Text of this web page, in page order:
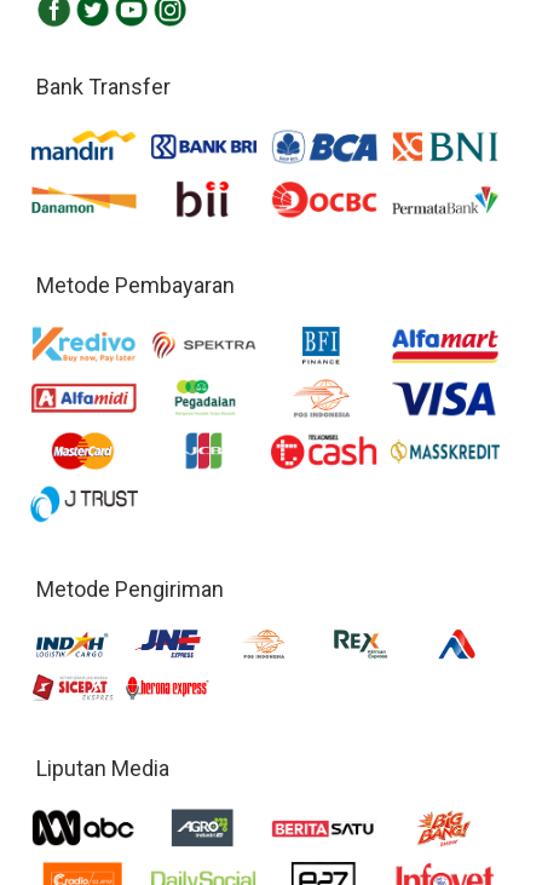
Bank Transfer
Metode Pembayaran
Metode Pengiriman
Liputan Media